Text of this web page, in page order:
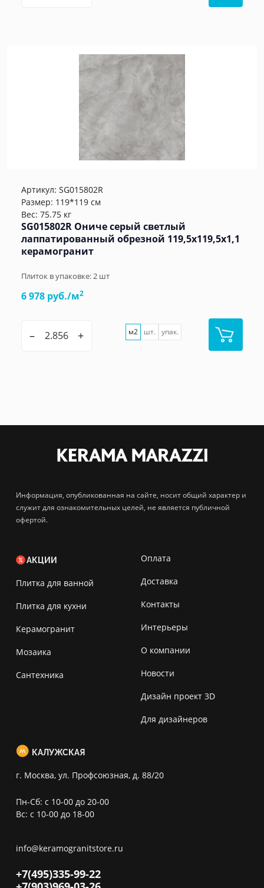
Артикул: SG015802R
Размер: 119*119 см
Вес: 75.75 кг
SG015802R Ониче серый светлый
лаппатированный обрезной 119,5x119,5x1,1
керамогранит
Плиток в упаковке:2 шт
6 978 руб./м2
– + м2 шт. упак.
Информация, опубликованная на сайте, носит общий характер и
служит для ознакомительных целей, не является публичной
офертой.
АКЦИИ
Плитка для ванной
Плитка для кухни
Керамогранит
Мозаика
Сантехника
Оплата
Доставка
Контакты
Интерьеры
О компании
Новости
Дизайн проект 3D
Для дизайнеров
КАЛУЖСКАЯ
г. Москва, ул. Профсоюзная, д. 88/20
Пн-Сб: с 10-00 до 20-00
Вс: с 10-00 до 18-00
info@keramogranitstore.ru
+7(495)335-99-22